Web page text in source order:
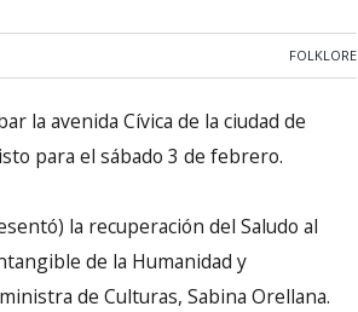
FOLKLORE
la avenida Cívica de la ciudad de
para el sábado 3 de febrero.
la recuperación del Saludo al
de la Humanidad y
de Culturas, Sabina Orellana.